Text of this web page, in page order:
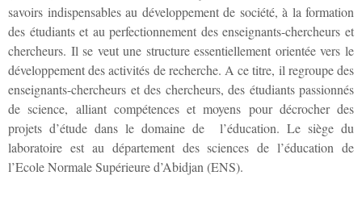
savoirs indispensables au développement de société, à la formation
des étudiants et au perfectionnement des enseignants-chercheurs et
chercheurs. Il se veut une structure essentiellement orientée vers le
développement des activités de recherche. A ce titre, il regroupe des
enseignants-chercheurs et des chercheurs, des étudiants passionnés
de science, alliant compétences et moyens pour décrocher des
projets d’étude dans le domaine de l’éducation. Le siège du
laboratoire est au département des sciences de l’éducation de
l’Ecole Normale Supérieure d’Abidjan (ENS).